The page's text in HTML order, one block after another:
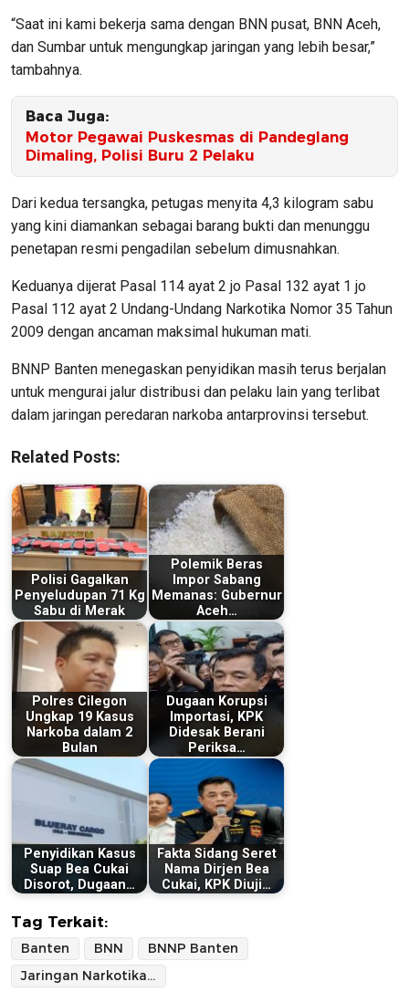
“Saat ini kami bekerja sama dengan BNN pusat, BNN Aceh,
dan Sumbar untuk mengungkap jaringan yang lebih besar,”
tambahnya.
Baca Juga:
Motor Pegawai Puskesmas di Pandeglang
Dimaling, Polisi Buru 2 Pelaku
Dari kedua tersangka, petugas menyita 4,3 kilogram sabu
yang kini diamankan sebagai barang bukti dan menunggu
penetapan resmi pengadilan sebelum dimusnahkan.
Keduanya dijerat Pasal 114 ayat 2 jo Pasal 132 ayat 1 jo
Pasal 112 ayat 2 Undang-Undang Narkotika Nomor 35 Tahun
2009 dengan ancaman maksimal hukuman mati.
BNNP Banten menegaskan penyidikan masih terus berjalan
untuk mengurai jalur distribusi dan pelaku lain yang terlibat
dalam jaringan peredaran narkoba antarprovinsi tersebut.
Related Posts:
Polisi Gagalkan
Penyeludupan 71 Kg
Sabu di Merak
Polemik Beras
Impor Sabang
Memanas: Gubernur
Aceh…
Polres Cilegon
Ungkap 19 Kasus
Narkoba dalam 2
Bulan
Dugaan Korupsi
Importasi, KPK
Didesak Berani
Periksa…
Penyidikan Kasus
Suap Bea Cukai
Disorot, Dugaan…
Fakta Sidang Seret
Nama Dirjen Bea
Cukai, KPK Diuji…
Tag Terkait:
Banten BNN
BNNP Banten
Jaringan Narkotika Antarprovinsi